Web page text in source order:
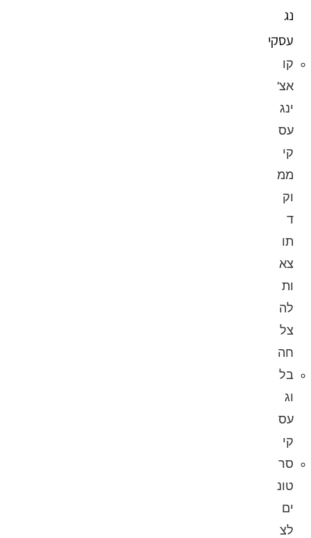
נג
עסקי
קו
אצ'
ינג
עס
קי
ממ
וק
תו
צא
ות
לה
צל
חה
בל
וג
עס
קי
סר
טונ
ים
לצ